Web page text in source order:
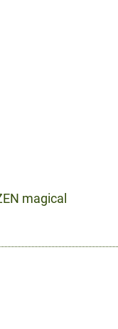
magical